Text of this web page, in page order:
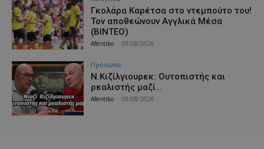
Γκολάρα Καρέτσα στο ντεμπούτο του!
Τον αποθεώνουν Αγγλικά Μέσα
(ΒΙΝΤΕΟ)
Afentiko 09/08/2026
Πρόσωπα
Ν.Κιζίλγιουρεκ: Ουτοπιστής και
ρεαλιστής μαζί…
Afentiko 09/08/2026